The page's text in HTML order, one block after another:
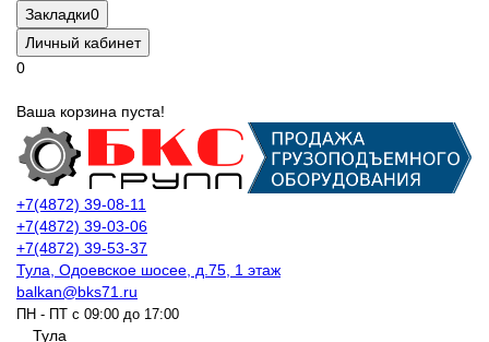
Закладки0
Личный кабинет
0
Ваша корзина пуста!
+7(4872) 39-08-11
+7(4872) 39-03-06
+7(4872) 39-53-37
Тула, Одоевское шосее, д.75, 1 этаж
balkan@bks71.ru
ПН - ПТ с 09:00 до 17:00
Тула